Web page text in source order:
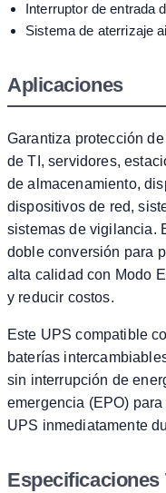
Interruptor de entrada
Sistema de aterrizaje
Aplicaciones
Garantiza protección
de TI, servidores,
de almacenamiento,
dispositivos de red,
sistemas de vigilancia.
doble conversión para
alta calidad con Modo
y reducir costos.
Este UPS compatible
baterías
sin interrupción de
emergencia (EPO)
UPS inmediatamente
Especificaciones